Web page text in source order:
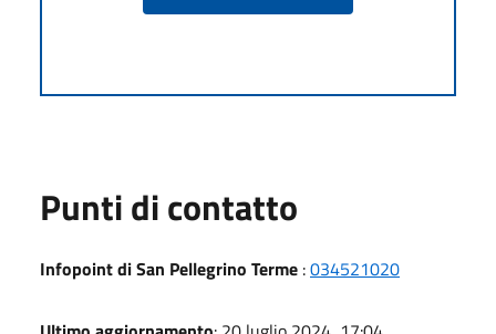
Punti di contatto
Infopoint di San Pellegrino Terme :034521020